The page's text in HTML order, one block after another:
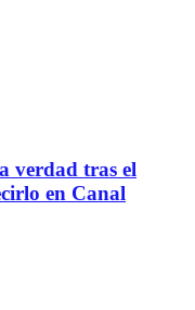
verdad tras el
en Canal